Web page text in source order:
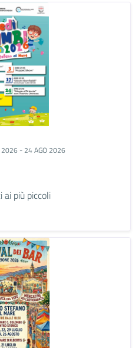
- 24 AGO 2026
ai più piccoli